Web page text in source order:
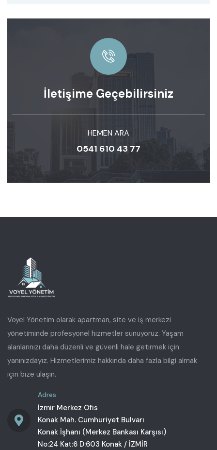
İletişime Geçebilirsiniz
HEMEN ARA
0541 610 43 77
Voyel Yönetim olarak apartman, site ve iş merkezi
yönetiminde profesyonel hizmetler sunuyoruz. Yaşam
alanlarınızı daha düzenli ve güvenli hale getirmek için
yanınızdayız. Hizmetlerimiz hakkında daha fazla bilgi almak
için bize ulaşın.
Adres
İzmir Merkez Ofis
Konak Mah. Cumhuriyet Bulvarı
Konak İşhanı (Merkez Bankası Karşısı)
No:24 Kat:6 D:603 Konak / İZMİR